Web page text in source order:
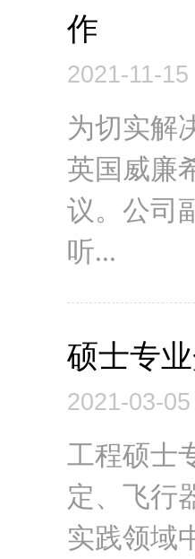
作
2021-11-15
为切实解
英国威廉
议。公司
听...
硕士专
2021-03-05
工程硕士
定、飞行
实践领域